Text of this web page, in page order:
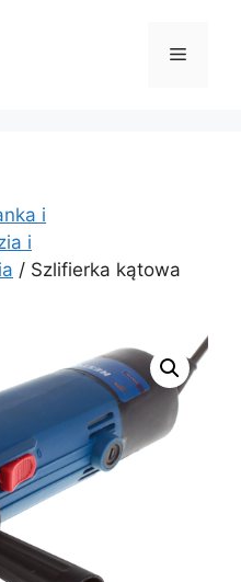
Menu
i
i
/ Szlifierka kątowa